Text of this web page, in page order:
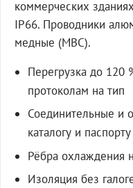
коммерческих
IP66. Проводники
медные (МВС).
Перегрузка до 120
протоколам на тип
Соединительные и
каталогу и паспорту
Рёбра охлаждения
Изоляция без